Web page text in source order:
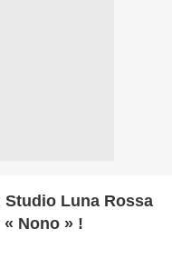
Studio Luna Rossa
Nono » !